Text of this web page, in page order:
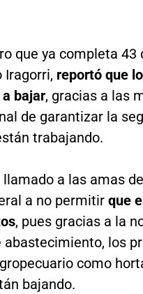
que ya completa
Iragorri, reportó que
bajar, gracias a las
de garantizar la
trabajando.
a las amas
a no permitir que
, pues gracias a la
los
como
bajando.